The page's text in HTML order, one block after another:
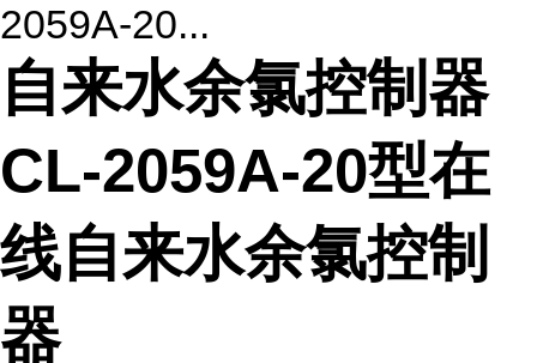
2059A-20...
自来水余氯控制器
CL-2059A-20型在
线自来水余氯控制
器